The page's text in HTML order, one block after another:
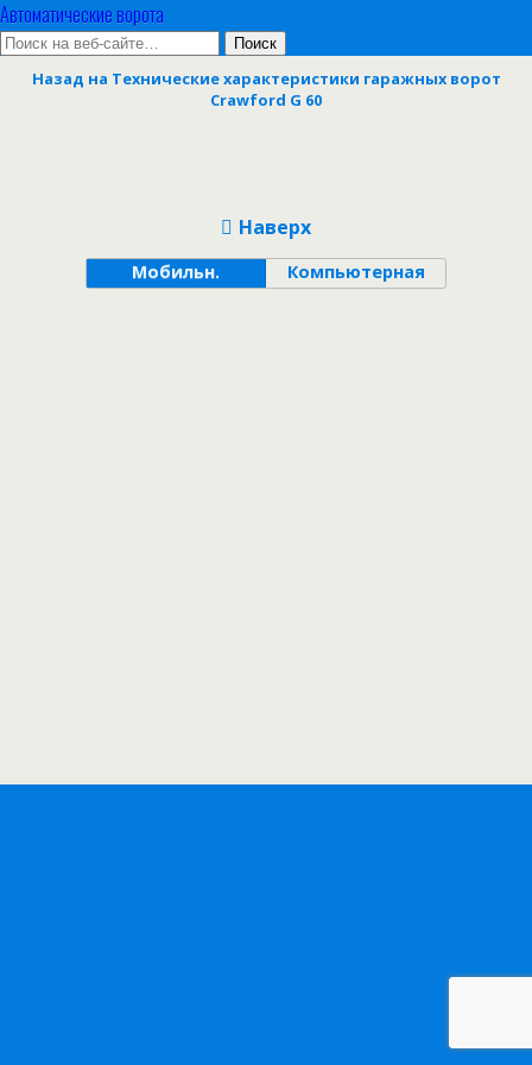
Автоматические ворота
Назад на Технические характеристики гаражных ворот
Crawford G 60
Наверх
Мобильн. Компьютерная